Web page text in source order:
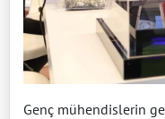
Genç mühendislerin